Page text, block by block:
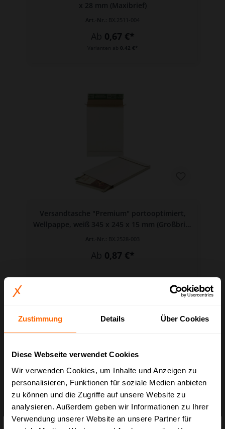
Zustimmung Details Über Cookies
Diese Webseite verwendet Cookies
Wir verwenden Cookies, um Inhalte und Anzeigen zu
personalisieren, Funktionen für soziale Medien anbieten
zu können und die Zugriffe auf unsere Website zu
analysieren. Außerdem geben wir Informationen zu Ihrer
Verwendung unserer Website an unsere Partner für
x 28 mm (Maxibrief)
Art.-Nr.: BX.2511-004
Ab 0,67 €*
0,42 €*
Versandtasche "Premium" portooptimiert,
Wellpappe, weiß 345 x 245 x 15 mm (Großbrief
Art.-Nr.:
Ab 0,87 €*
Preisauszeichnung